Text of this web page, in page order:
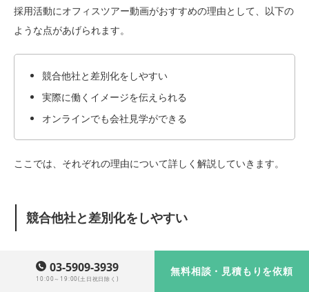
採用活動にオフィスツアー動画がおすすめの理由として、以下の
ような点があげられます。
競合他社と差別化をしやすい
実際に働くイメージを伝えられる
オンラインでも会社見学ができる
ここでは、それぞれの理由について詳しく解説していきます。
競合他社と差別化をしやすい
ため、他社との差別化を図りやすいツールとして活用されていま
03-5909-3939
10:00～19:00(土日祝日除く)
無料相談・見積もりを依頼